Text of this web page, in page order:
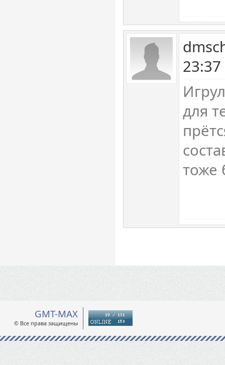
для
тоже
GMT-MAX
© Все права защищены